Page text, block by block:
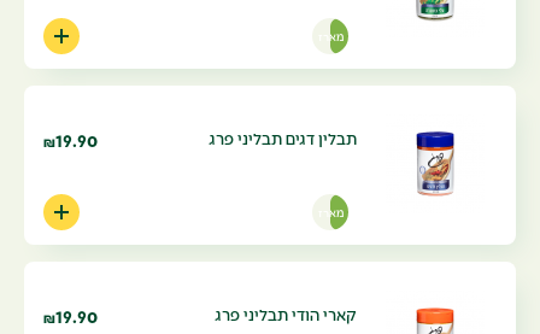
מארז
תבלין דגים תבליני פרג ₪19.90
מארז
קארי הודי תבליני פרג ₪19.90